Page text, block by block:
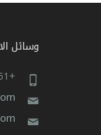
وسائل
+201009002051